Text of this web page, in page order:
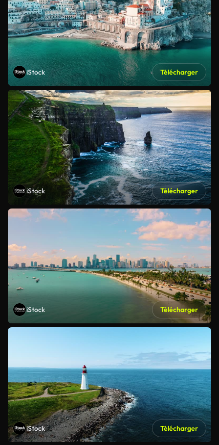
iStock Télécharger
iStock Télécharger
iStock Télécharger
iStock Télécharger